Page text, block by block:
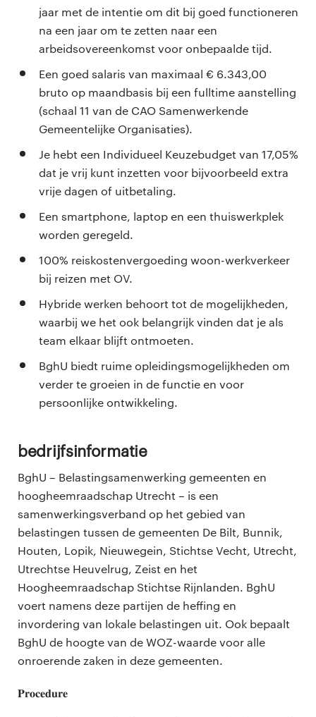
jaar met de intentie om dit bij goed functioneren
na een jaar om te zetten naar een
arbeidsovereenkomst voor onbepaalde tijd.
Een goed salaris van maximaal € 6.343,00
bruto op maandbasis bij een fulltime aanstelling
(schaal 11 van de CAO Samenwerkende
Gemeentelijke Organisaties).
Je hebt een Individueel Keuzebudget van 17,05%
dat je vrij kunt inzetten voor bijvoorbeeld extra
vrije dagen of uitbetaling.
Een smartphone, laptop en een thuiswerkplek
worden geregeld.
100% reiskostenvergoeding woon-werkverkeer
bij reizen met OV.
Hybride werken behoort tot de mogelijkheden,
waarbij we het ook belangrijk vinden dat je als
team elkaar blijft ontmoeten.
BghU biedt ruime opleidingsmogelijkheden om
verder te groeien in de functie en voor
persoonlijke ontwikkeling.
Bedrijfsinformatie
BghU – Belastingsamenwerking gemeenten en
hoogheemraadschap Utrecht – is een
samenwerkingsverband op het gebied van
belastingen tussen de gemeenten De Bilt, Bunnik,
Houten, Lopik, Nieuwegein, Stichtse Vecht, Utrecht,
Utrechtse Heuvelrug, Zeist en het
Hoogheemraadschap Stichtse Rijnlanden. BghU
voert namens deze partijen de heffing en
invordering van lokale belastingen uit. Ook bepaalt
BghU de hoogte van de WOZ-waarde voor alle
onroerende zaken in deze gemeenten.
𝐏𝐫𝐨𝐜𝐞𝐝𝐮𝐫𝐞